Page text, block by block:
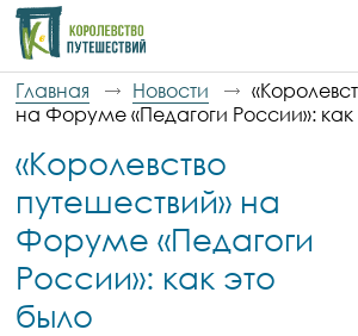
Главная Новости
на Форуме «Педагоги России»: как
«Королевство
путешествий» на
Форуме «Педагоги
России»: как это
было